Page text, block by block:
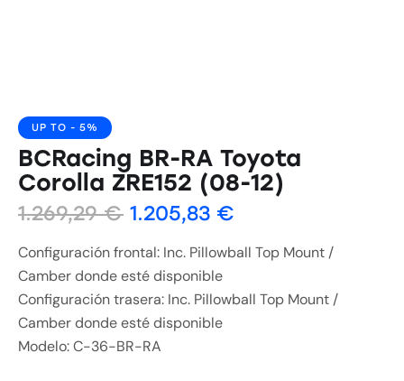
UP TO - 5%
BCRacing BR-RA Toyota
Corolla ZRE152 (08-12)
1.269,29€ 1.205,83 €
Configuración frontal: Inc. Pillowball Top Mount /
Camber donde esté disponible
Configuración trasera: Inc. Pillowball Top Mount /
Camber donde esté disponible
Modelo: C-36-BR-RA